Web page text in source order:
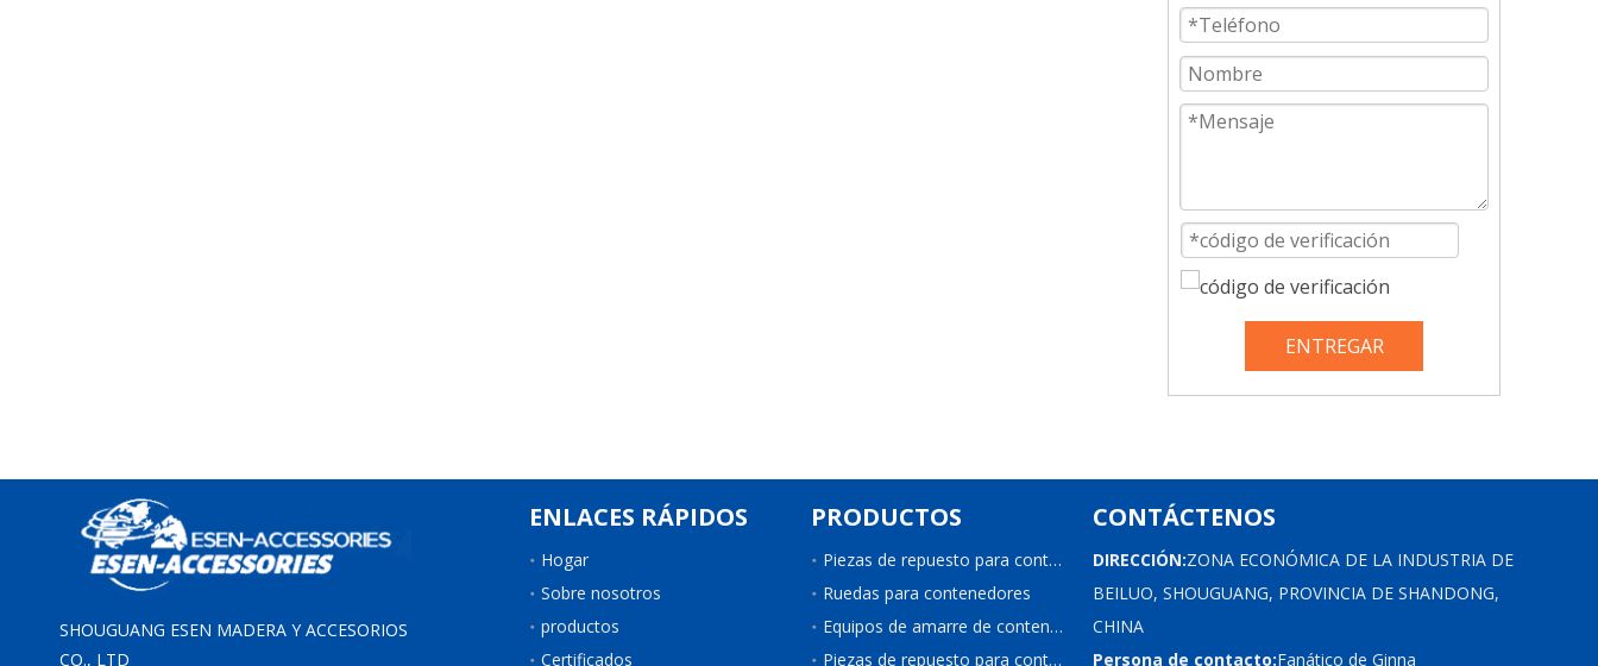
ENTREGAR
SHOUGUANG ESEN MADERA Y ACCESORIOS
CO., LTD
ENLACES RÁPIDOS
Hogar
Sobre nosotros
productos
Certificados
PRODUCTOS
Piezas de repuesto para contenedores
Ruedas para contenedores
Equipos de amarre de contenedores
Piezas de repuesto para contenedores de refrigeración
CONTÁCTENOS
DIRECCIÓN:ZONA ECONÓMICA DE LA INDUSTRIA DE
BEILUO, SHOUGUANG, PROVINCIA DE SHANDONG,
CHINA
Persona de contacto:Fanático de Ginna